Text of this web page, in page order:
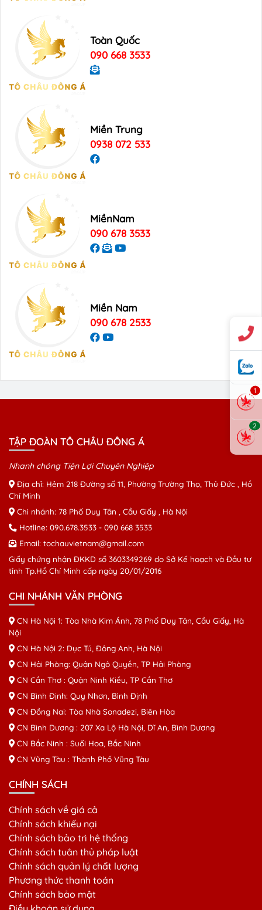
Toàn Quốc
090 668 3533
Miền Trung
0938 072 533
MiềnNam
090 678 3533
Miền Nam
090 678 2533
TẬP ĐOÀN TÔ CHÂU ĐÔNG Á
Nhanh chóng Tiện Lợi Chuyên Nghiệp
Địa chỉ: Hẻm 218 Đường số 11, Phường Trường Thọ, Thủ Đức , Hồ
Chí Minh
Chi nhánh: 78 Phố Duy Tân , Cầu Giấy , Hà Nội
Hotline: 090.678.3533 - 090 668 3533
Email: tochauvietnam@gmail.com
Giấy chứng nhận ĐKKD số 3603349269 do Sở Kế hoạch và Đầu tư
tỉnh Tp.Hồ Chí Minh cấp ngày 20/01/2016
1
2
CHI NHÁNH VĂN PHÒNG
CN Hà Nội 1: Tòa Nhà Kim Ánh, 78 Phố Duy Tân, Cầu Giấy, Hà
Nội
CN Hà Nội 2: Dục Tú, Đông Anh, Hà Nội
CN Hải Phòng: Quận Ngô Quyền, TP Hải Phòng
CN Cần Thơ : Quận Ninh Kiều, TP Cần Thơ
CN Bình Định: Quy Nhơn, Bình Định
CN Đồng Nai: Tòa Nhà Sonadezi, Biên Hòa
CN Bình Dương : 207 Xa Lộ Hà Nội, Dĩ An, Bình Dương
CN Bắc Ninh : Suối Hoa, Bắc Ninh
CN Vũng Tàu : Thành Phố Vũng Tàu
CHÍNH SÁCH
Chính sách về giá cả
Chính sách khiếu nại
Chính sách bảo trì hệ thống
Chính sách tuân thủ pháp luật
Chính sách quản lý chất lượng
Phương thức thanh toán
Chính sách bảo mật